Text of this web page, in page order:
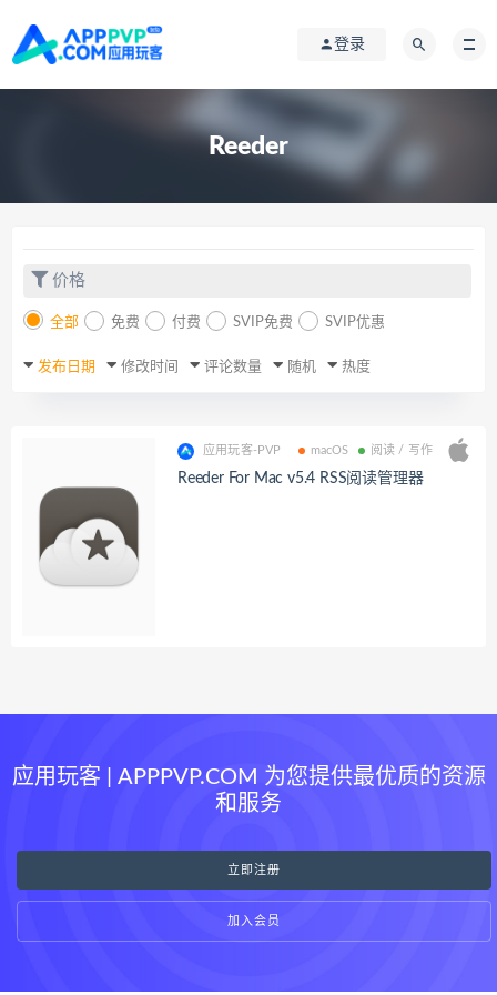
登录
Reeder
价格
全部 免费 付费 SVIP免费 SVIP优惠
发布日期 修改时间 评论数量 随机 热度
应用玩客-PVP macOS 阅读 / 写作
Reeder For Mac v5.4 RSS阅读管理器
应用玩客 | APPPVP.COM 为您提供最优质的资源
和服务
立即注册
加入会员